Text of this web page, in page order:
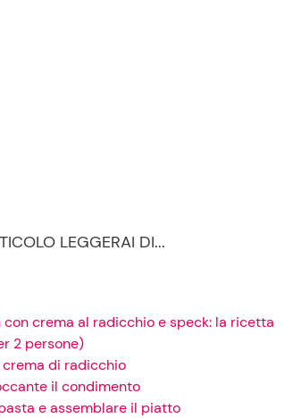
LEGGERAI DI...
crema al radicchio e speck: la ricetta
2 persone)
crema di radicchio
il condimento
e assemblare il piatto